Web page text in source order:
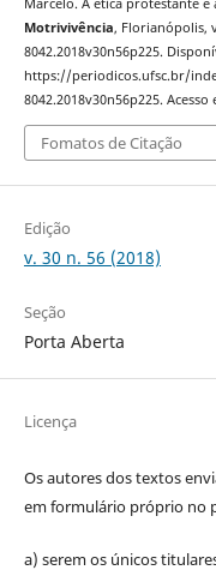
Marcelo. A ética protestante
Motrivivência, Florianópolis,
8042.2018v30n56p225.
https://periodicos.ufsc.br/
8042.2018v30n56p225. Acesso
Fomatos de Citação
Edição
v. 30 n. 56 (2018)
Seção
Porta Aberta
Licença
Os autores dos textos
em formulário próprio no
a) serem os únicos